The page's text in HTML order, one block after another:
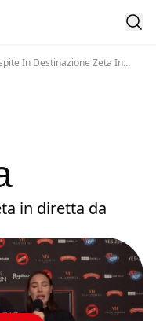
In Destinazione Zeta In
in diretta da